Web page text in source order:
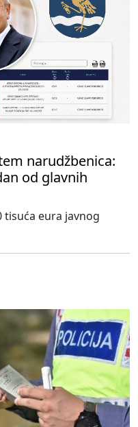
narudžbenica:
od glavnih
tisuća eura javnog